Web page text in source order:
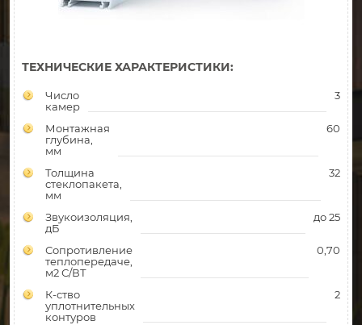
ТЕХНИЧЕСКИЕ ХАРАКТЕРИСТИКИ:
Число
камер
3
Монтажная
глубина,
мм
60
Толщина
стеклопакета,
мм
32
Звукоизоляция,
дБ
до 25
Сопротивление
теплопередаче,
м2 С/ВТ
0,70
К-ство
уплотнительных
контуров
2